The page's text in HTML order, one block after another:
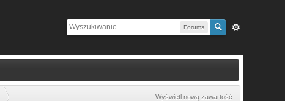
Forums
Wyświetl nową zawartość